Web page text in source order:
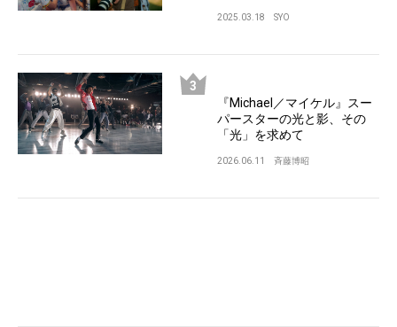
2025.03.18 SYO
『Michael／マイケル』スー
パースターの光と影、その
「光」を求めて
2026.06.11 斉藤博昭